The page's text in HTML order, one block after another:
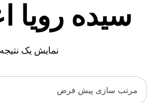
سیده رویا
نمایش یک نتیجه